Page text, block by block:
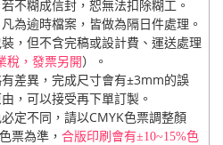
不糊成信封，恕無法扣除糊工。
為逾時檔案，皆做為隔日件處理。
，但不含完稿或設計費、運送處理
稅，發票另開）。
差異，完成尺寸會有±3mm的誤
，可以接受再下單訂製。
定不同，請以CMYK色票調整顏
票為準， 合版印刷會有±10~15%色